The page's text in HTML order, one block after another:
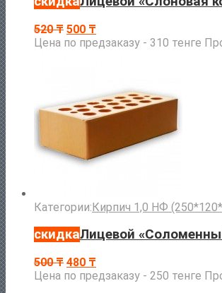
520₸ 500 ₸
Цена по предзаказу - 310 тенге
Категории:Кирпич 1,0 НФ
скидкаЛицевой
500₸ 480 ₸
Цена по предзаказу - 250 тенге